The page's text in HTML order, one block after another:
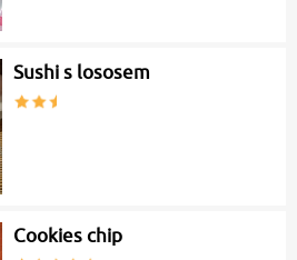
Sushi s lososem
Cookies chip